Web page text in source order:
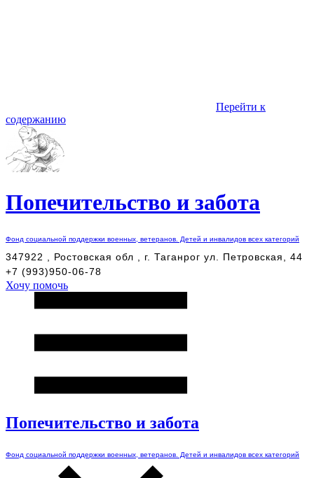
Перейти к
содержанию
Попечительство и забота
Фонд социальной поддержки военных, ветеранов. Детей и инвалидов всех категорий
347922 , Ростовская обл , г. Таганрог ул. Петровская, 44
+7 (993)950-06-78
Хочу помочь
Попечительство и забота
Фонд социальной поддержки военных, ветеранов. Детей и инвалидов всех категорий